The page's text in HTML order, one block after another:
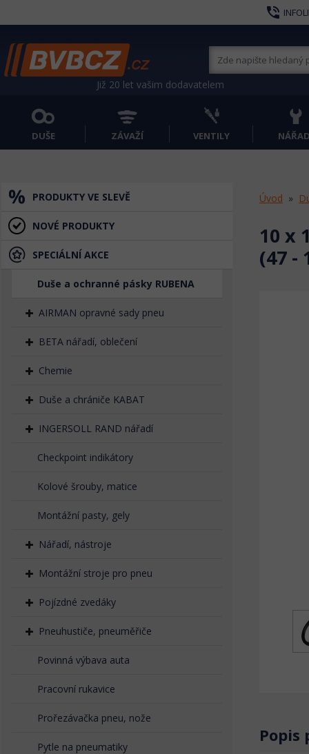
phone_in_talk
Již 20 let vašim dodavatelem
DUŠE ZÁVAŽÍ VENTILY
PRODUKTY VE SLEVĚ
NOVÉ PRODUKTY
SPECIÁLNÍ AKCE
Duše a ochranné pásky RUBENA
AIRMAN opravné sady pneu
BETA nářadí, oblečení
Chemie
Duše a chrániče KABAT
INGERSOLL RAND nářadí
Checkpoint indikátory
Kolové šrouby, matice
Montážní pasty, gely
Nářadí, nástroje
Montážní stroje pro pneu
Pojízdné zvedáky
Pneuhustiče, pneuměřiče
Povinná výbava auta
Pracovní rukavice
Prořezávačka pneu, nože
Pytle na pneumatiky
Úvod
10 x
(47 -
Popis